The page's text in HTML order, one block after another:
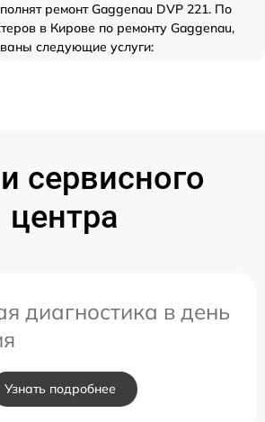
ремонт Gaggenau DVP 221. По
в Кирове по ремонту Gaggenau,
следующие услуги:
сервисного
центра
диагностика в день
Узнать подробнее